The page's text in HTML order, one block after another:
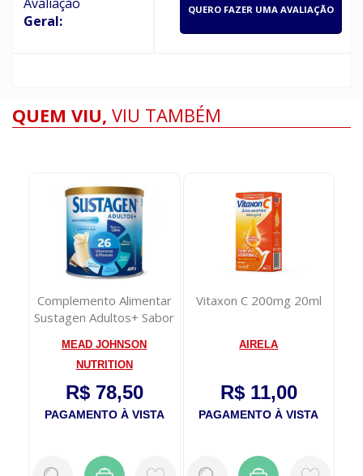
Geral:
QUERO FAZER UMA AVALIAÇÃO
QUEM VIU, VIU TAMBÉM
Vitaxon C 200mg 20ml
AIRELA
R$ 11,00
PAGAMENTO À VISTA
OLEO DE BANANA 90ML
BEIRA ALTA
R$ 6,75
PAGAMENTO À VISTA